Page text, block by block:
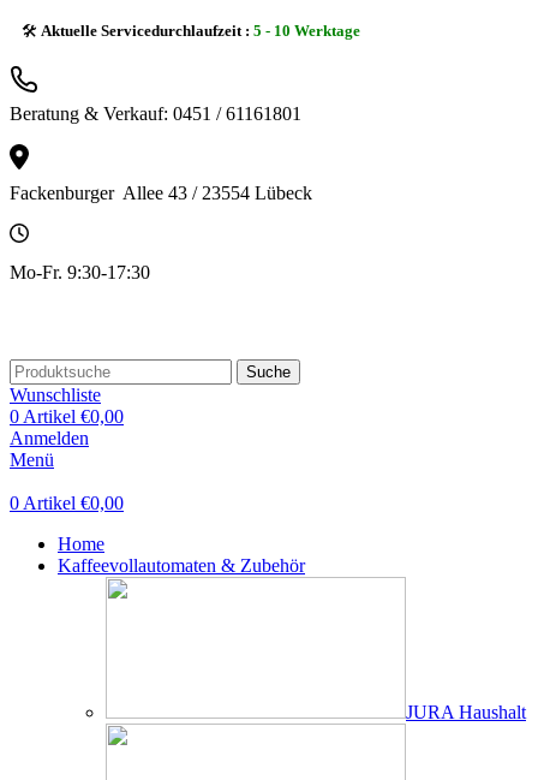
🛠️ Aktuelle Servicedurchlaufzeit : 5 - 10 Werktage
Beratung & Verkauf: 0451 / 61161801
Fackenburger Allee 43 / 23554 Lübeck
Mo-Fr. 9:30-17:30
Suche
Wunschliste
0 Artikel €0,00
Anmelden
Menü
0 Artikel €0,00
Home
Kaffeevollautomaten & Zubehör
JURA Haushalt